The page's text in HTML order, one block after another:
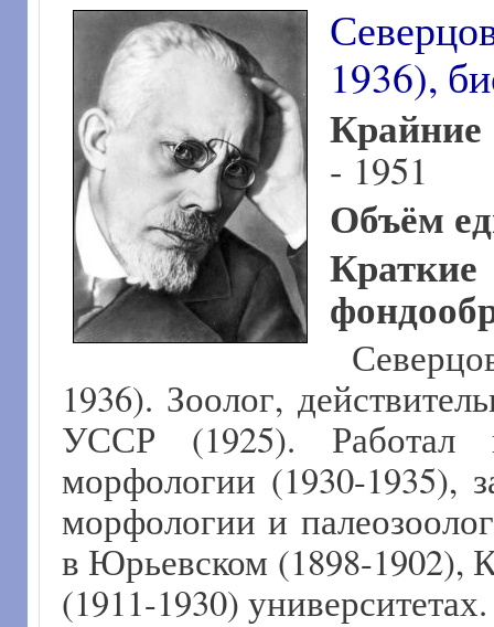
1936),
- 1951
Объём
1936). Зоолог,
УССР (1925). Работал
морфологии (1930-1935),
морфологии и
в Юрьевском (1898-1902),
(1911-1930) университетах.